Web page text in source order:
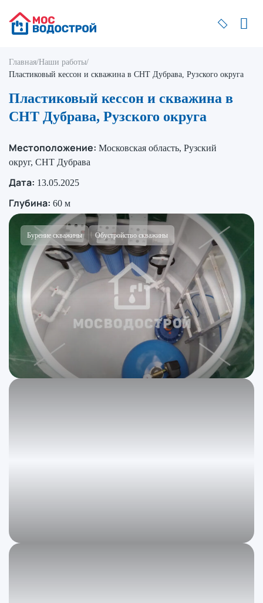
Главная/Наши работы/
Пластиковый кессон и скважина в СНТ Дубрава, Рузского округа
Пластиковый кессон и скважина в
СНТ Дубрава, Рузского округа
Местоположение: Московская область, Рузский
округ, СНТ Дубрава
Дата: 13.05.2025
Глубина: 60 м
Бурение скважины Обустройство скважины